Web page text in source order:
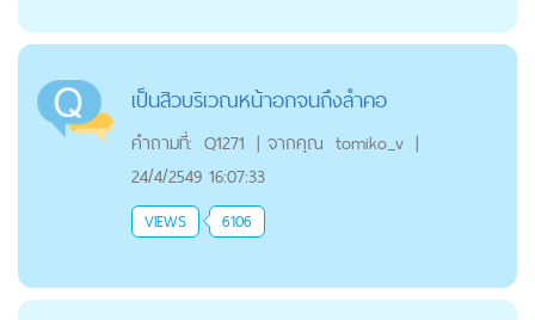
เป็นสิวบริเวณหน้าอกจนถึงลำคอ
คำถามที่: Q1271 | จากคุณ tomiko_v |
24/4/2549 16:07:33
VIEWS 6106